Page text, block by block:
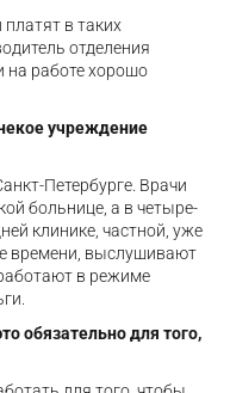
в таких
отделения
на работе хорошо
учреждение
Петербурге. Врачи
больнице, а в четыре-
клинике, частной, уже
времени, выслушивают
в режиме
обязательно для того,